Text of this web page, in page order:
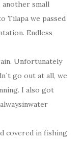
small
Tilapa we passed
Endless
Unfortunately
go out at all, we
I also got
covered in fishing